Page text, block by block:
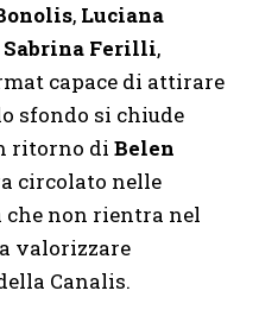
, Luciana
Sabrina Ferilli,
capace di attirare
sfondo si chiude
ritorno di Belen
circolato nelle
che non rientra nel
valorizzare
Canalis.